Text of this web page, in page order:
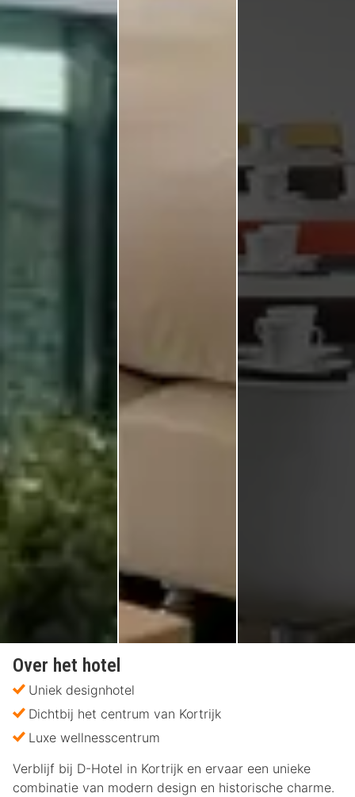
Over het hotel
Uniek designhotel
Dichtbij het centrum van Kortrijk
Luxe wellnesscentrum
Verblijf bij D-Hotel in Kortrijk en ervaar een unieke
combinatie van modern design en historische charme.